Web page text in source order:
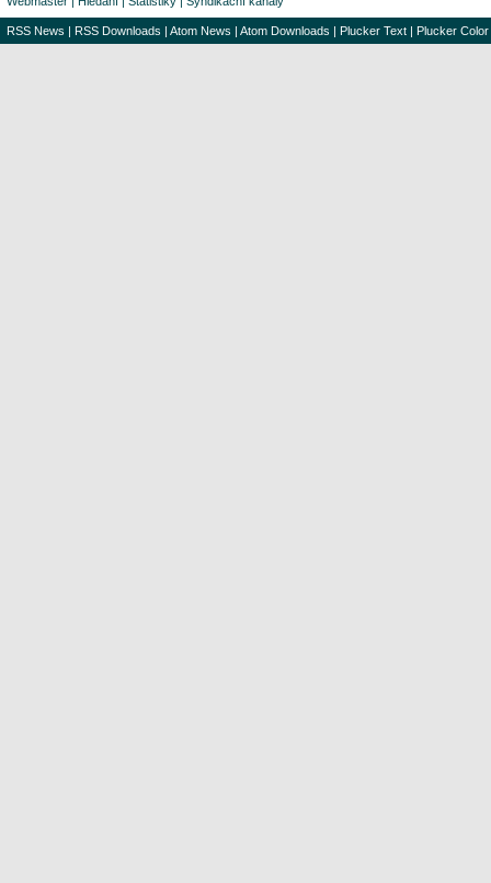
RSS News | RSS Downloads | Atom News | Atom Downloads | Plucker Text | Plucker Color